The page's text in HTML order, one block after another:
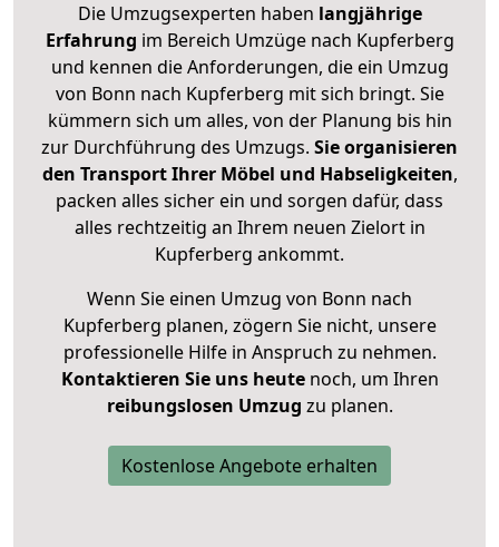
Die Umzugsexperten haben langjährige
Erfahrung im Bereich Umzüge nach Kupferberg
und kennen die Anforderungen, die ein Umzug
von Bonn nach Kupferberg mit sich bringt. Sie
kümmern sich um alles, von der Planung bis hin
zur Durchführung des Umzugs. Sie organisieren
den Transport Ihrer Möbel und Habseligkeiten,
packen alles sicher ein und sorgen dafür, dass
alles rechtzeitig an Ihrem neuen Zielort in
Kupferberg ankommt.
Wenn Sie einen Umzug von Bonn nach
Kupferberg planen, zögern Sie nicht, unsere
professionelle Hilfe in Anspruch zu nehmen.
Kontaktieren Sie uns heutenoch, um Ihren
reibungslosen Umzug zu planen.
Kostenlose Angebote erhalten